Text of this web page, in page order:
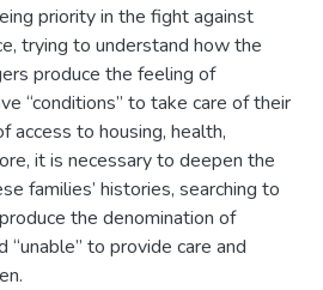
priority in the fight against
trying to understand how the
produce the feeling of
“conditions” to take care of their
access to housing, health,
it is necessary to deepen the
families’ histories, searching to
the denomination of
“unable” to provide care and